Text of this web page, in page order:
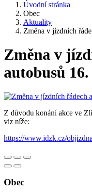
Úvodní stránka
Obec
Aktuality
Změna v jízdních
Změna v
autobusů 16.
Z důvodu konání akce ve
viz níže:
https://www.idzk.cz/
Obec